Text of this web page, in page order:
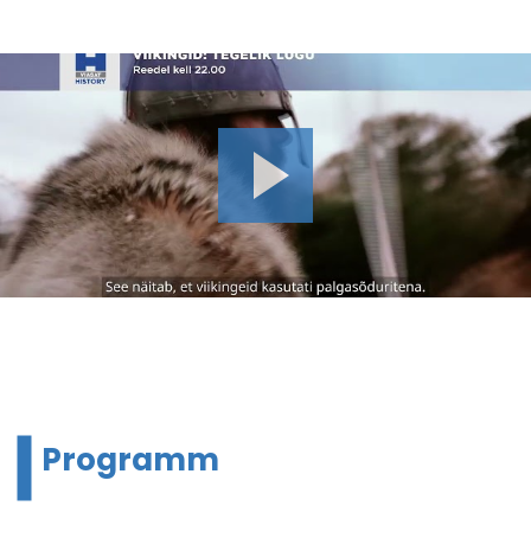
Programm